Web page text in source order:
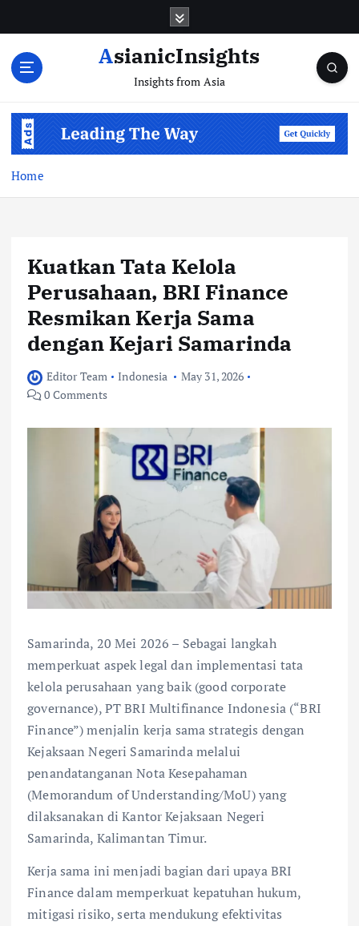
AsianicInsights
Insights from Asia
Home
Kuatkan Tata Kelola
Perusahaan, BRI Finance
Resmikan Kerja Sama
dengan Kejari Samarinda
Editor Team Indonesia
May 31, 2026
0 Comments
Samarinda, 20 Mei 2026 – Sebagai langkah
memperkuat aspek legal dan implementasi tata
kelola perusahaan yang baik (good corporate
governance), PT BRI Multifinance Indonesia (“BRI
Finance”) menjalin kerja sama strategis dengan
Kejaksaan Negeri Samarinda melalui
penandatanganan Nota Kesepahaman
(Memorandum of Understanding/MoU) yang
dilaksanakan di Kantor Kejaksaan Negeri
Samarinda, Kalimantan Timur.
Kerja sama ini menjadi bagian dari upaya BRI
Finance dalam memperkuat kepatuhan hukum,
mitigasi risiko, serta mendukung efektivitas